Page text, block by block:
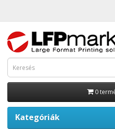
0
Kategóriák